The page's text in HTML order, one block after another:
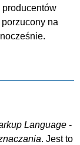
na
Language -
. Jest to